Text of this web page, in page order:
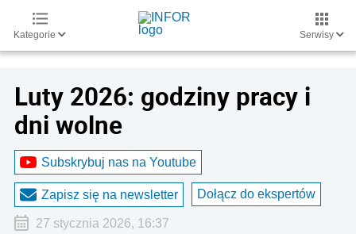
Kategorie Serwisy
Luty 2026: godziny pracy i
dni wolne
Subskrybuj nas na Youtube
Zapisz się na newsletter Dołącz do ekspertów
27 stycznia 2026, 16:37